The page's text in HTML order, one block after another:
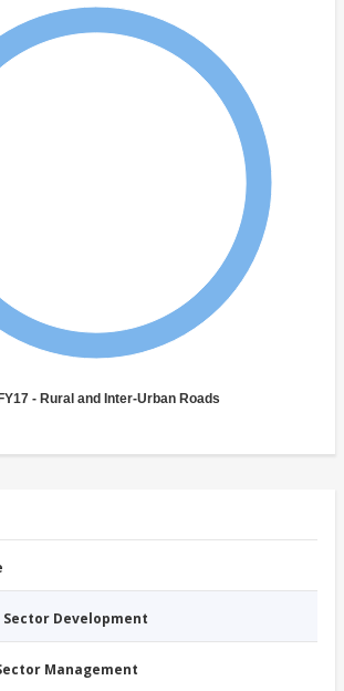
FY17 - Rural and Inter-Urban Roads
Sector Development
Management